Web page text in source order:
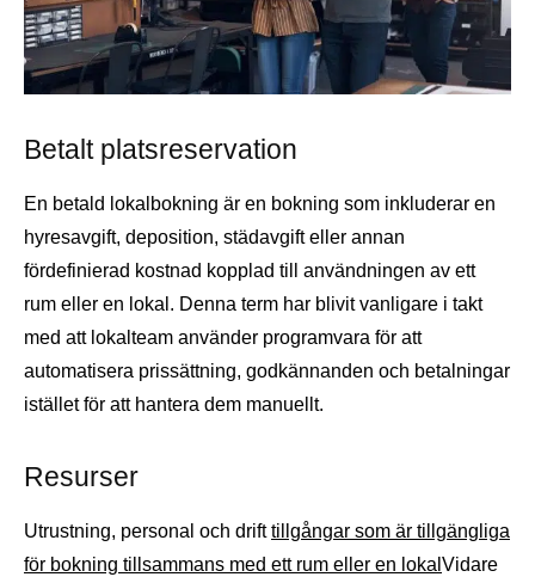
Betalt platsreservation
En betald lokalbokning är en bokning som inkluderar en
hyresavgift, deposition, städavgift eller annan
fördefinierad kostnad kopplad till användningen av ett
rum eller en lokal. Denna term har blivit vanligare i takt
med att lokalteam använder programvara för att
automatisera prissättning, godkännanden och betalningar
istället för att hantera dem manuellt.
Resurser
Utrustning, personal och drifttillgångar som är tillgängliga
för bokning tillsammans med ett rum eller en lokal Vidare